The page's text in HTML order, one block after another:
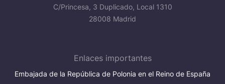
C/Princesa, 3 Duplicado, Local 1310
28008 Madrid
Enlaces importantes
Embajada de la República de Polonia en el Reino de España